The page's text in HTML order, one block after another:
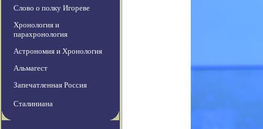
Слово о полку Игореве
Хронология и
парахронология
Астрономия и Хронология
Альмагест
Запечатленная Россия
Сталиниана